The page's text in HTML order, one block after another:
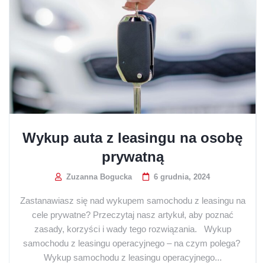
Wykup auta z leasingu na osobę
prywatną
Zuzanna Bogucka 6 grudnia, 2024
Zastanawiasz się nad wykupem samochodu z leasingu na
cele prywatne? Przeczytaj nasz artykuł, aby poznać
zasady, korzyści i wady tego rozwiązania. Wykup
samochodu z leasingu operacyjnego – na czym polega?
Wykup samochodu z leasingu operacyjnego...